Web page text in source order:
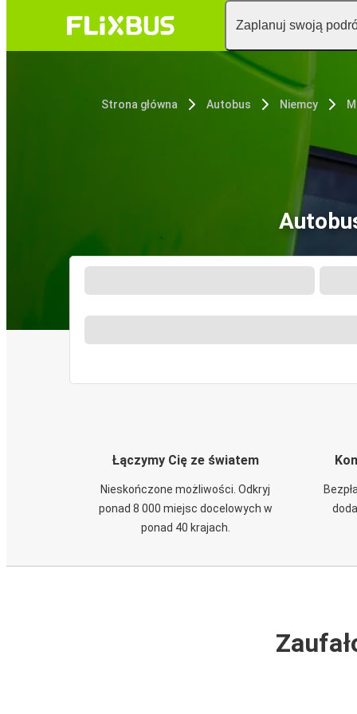
Zaplanuj swoją
Strona główna Autobus Niemcy
Łączymy Cię ze światem
Nieskończone możliwości. Odkryj
ponad 8 000 miejsc docelowych w
ponad 40 krajach.